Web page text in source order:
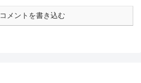
コメントを書き込む